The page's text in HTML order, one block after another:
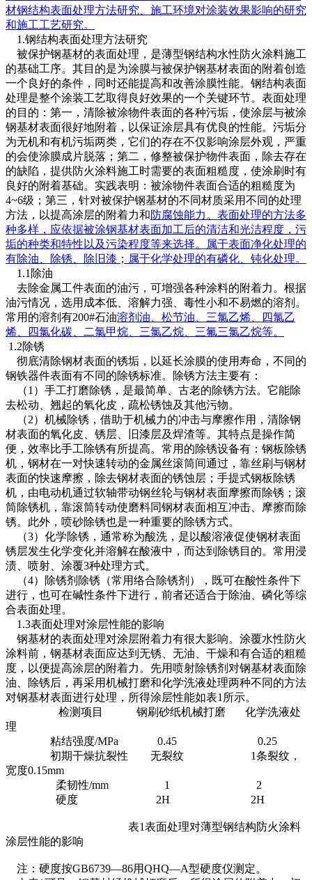
材钢结构表面处理方法研究、施工环境对涂装效果影响的研究
和施工工艺研究。
1.钢结构表面处理方法研究
被保护钢基材的表面处理，是薄型钢结构水性防火涂料施工
的基础工序。其目的是为涂膜与被保护钢基材表面的附着创造
一个良好的条件，同时还能提高和改善涂膜性能。钢结构表面
处理是整个涂装工艺取得良好效果的一个关键环节。表面处理
的目的：第一，清除被涂物件表面的各种污垢，使涂层与被涂
钢基材表面很好地附着，以保证涂层具有优良的性能。污垢分
为无机和有机污垢两类，它们的存在不仅影响涂层外观，严重
的会使涂膜成片脱落；第二，修整被保护物件表面，除去存在
的缺陷，提供防火涂料施工时需要的表面粗糙度，使涂刷时有
良好的附着基础。实践表明：被涂物件表面合适的粗糙度为
4~6级；第三，针对被保护钢基材的不同材质采用不同的处理
方法，以提高涂层的附着力和防腐蚀能力。表面处理的方法多
种多样，应依据被涂钢基材表面加工后的清洁和光洁程度，污
垢的种类和特性以及污染程度等来选择。属于表面净化处理的
有除油、除锈、除旧漆；属于化学处理的有磷化、钝化处理。
1.1除油
去除金属工件表面的油污，可增强各种涂料的附着力。根据
油污情况，选用成本低、溶解力强、毒性小和不易燃的溶剂。
常用的溶剂有200#石油溶剂油 、松节油、三氯乙烯、四氯乙
烯、四氯化碳、二氯甲烷、三氯乙烷、三氟三氯乙烷等。
1.2除锈
彻底清除钢材表面的锈垢，以延长涂膜的使用寿命，不同的
钢铁器件表面有不同的除锈标准。除锈方法主要有：
（1）手工打磨除锈，是最简单、古老的除锈方法。它能除
去松动、翘起的氧化皮，疏松锈蚀及其他污物。
（2）机械除锈，借助于机械力的冲击与摩擦作用，清除钢
材表面的氧化皮、锈层、旧漆层及焊渣等。其特点是操作简
便，效率比手工除锈有所提高。常用的除锈设备有：钢板除锈
机，钢材在一对快速转动的金属丝滚筒间通过，靠丝刷与钢材
表面的快速摩擦，除去钢材表面的锈蚀层；手提式钢板除锈
机，由电动机通过软轴带动钢丝轮与钢材表面摩擦而除锈；滚
筒除锈机，靠滚筒转动使磨料同钢材表面相互冲击、摩擦而除
锈。此外，喷砂除锈也是一种重要的除锈方式。
（3）化学除锈，通常称为酸洗，是以酸溶液促使钢材表面
锈层发生化学变化并溶解在酸液中，而达到除锈目的。常用浸
渍、喷射、涂覆3种处理方式。
（4）除锈剂除锈（常用络合除锈剂），既可在酸性条件下
进行，也可在碱性条件下进行，前者还适合于除油、磷化等综
合表面处理。
1.3表面处理对涂层性能的影响
钢基材的表面处理对涂层附着力有很大影响。涂覆水性防火
涂料前，钢基材表面应达到无锈、无油、干燥和有合适的粗糙
度，以便提高涂层的附着力。先用喷射除锈剂对钢基材表面除
油、除锈后，再采用机械打磨和化学洗液处理两种不同的方法
对钢基材表面进行处理，所得涂层性能如表1所示。
检测项目 钢刷砂纸机械打磨 化学洗液处
理
粘结强度/MPa 0.45 0.25
初期干燥抗裂性 无裂纹 1条裂纹，
宽度0.15mm
柔韧性/mm 1 2
硬度 2H 2H
表1表面处理对薄型钢结构防火涂料
涂层性能的影响
注：硬度按GB6739—86用QHQ—A型硬度仪测定。